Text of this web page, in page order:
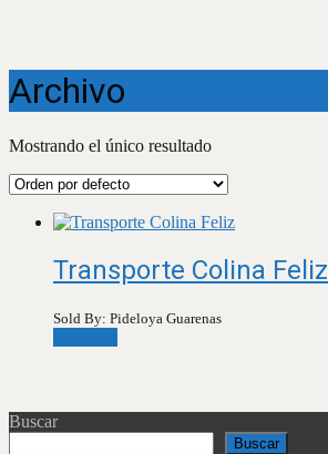
Archivo
Mostrando el único resultado
Transporte Colina Feliz
Sold By: Pideloya Guarenas
Buscar
Buscar